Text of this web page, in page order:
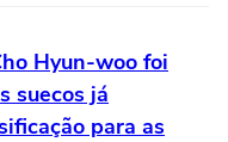
Hyun-woo foi
suecos já
para as